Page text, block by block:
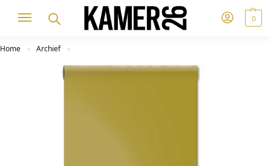
0
Home » Archief »